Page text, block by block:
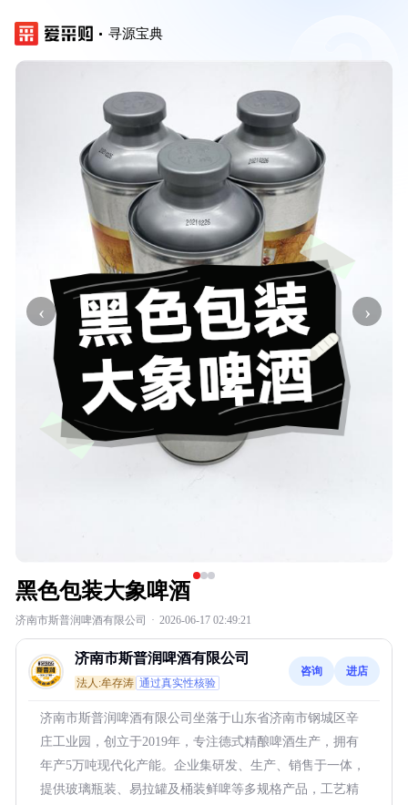
寻源宝典
‹ ›
黑色包装大象啤酒
济南市斯普润啤酒有限公司 · 2026-06-17 02:49:21
济南市斯普润啤酒有限公司
法人:牟存涛 通过真实性核验
咨询 进店
济南市斯普润啤酒有限公司坐落于山东省济南市钢城区辛
庄工业园，创立于2019年，专注德式精酿啤酒生产，拥有
年产5万吨现代化产能。企业集研发、生产、销售于一体，
提供玻璃瓶装、易拉罐及桶装鲜啤等多规格产品，工艺精